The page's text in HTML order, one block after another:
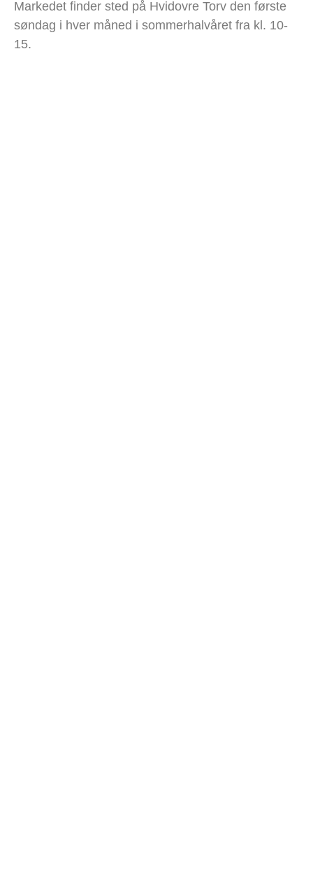
Markedet finder sted på Hvidovre Torv den første
søndag i hver måned i sommerhalvåret fra kl. 10-
15.